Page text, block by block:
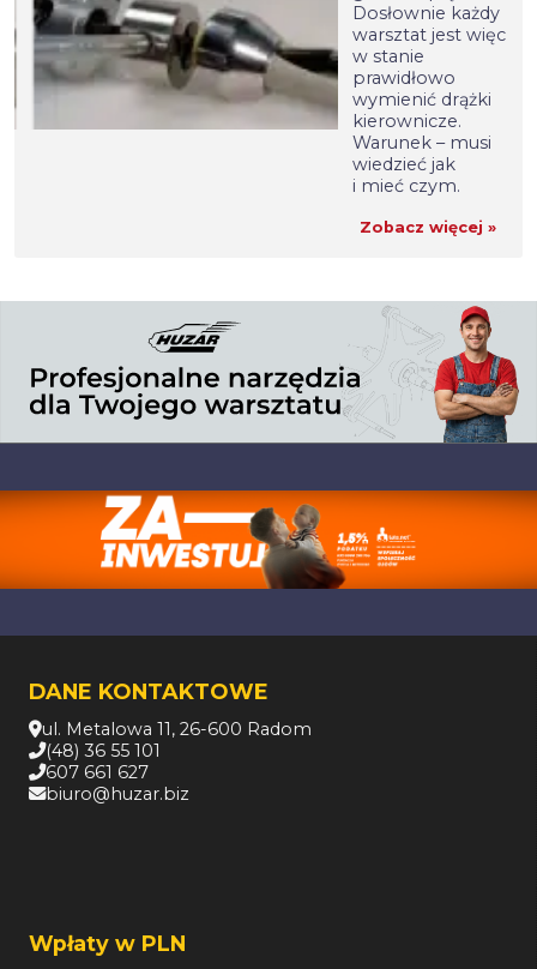
Dosłownie każdy
warsztat jest więc
w stanie
prawidłowo
wymienić drążki
kierownicze.
Warunek – musi
wiedzieć jak
i mieć czym.
Zobacz więcej »
DANE KONTAKTOWE
ul. Metalowa 11, 26-600 Radom
(48) 36 55 101
607 661 627
biuro@huzar.biz
Wpłaty w PLN